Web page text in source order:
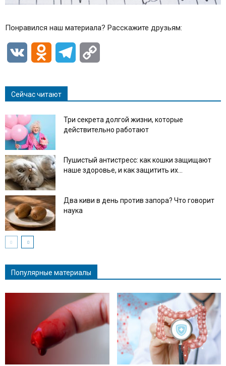
Понравился наш материала? Расскажите друзьям:
VK Odnoklassniki
Telegram
Сейчас читают
Три секрета долгой жизни, которые
действительно работают
Пушистый антистресс: как кошки защищают
наше здоровье, и как защитить их...
Два киви в день против запора? Что говорит
наука
Популярные материалы